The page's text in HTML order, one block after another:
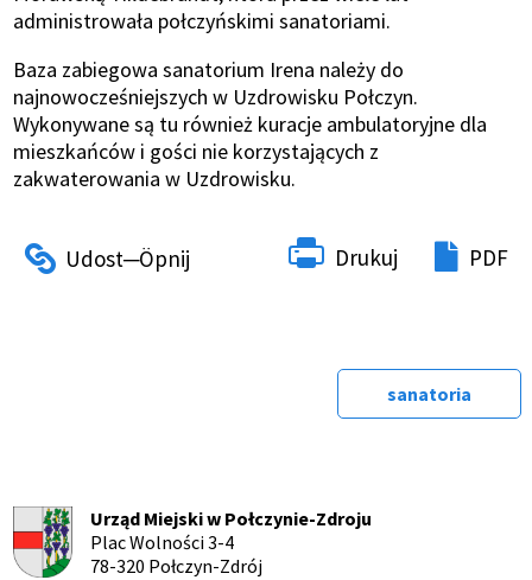
administrowała połczyńskimi sanatoriami.
Baza zabiegowa sanatorium Irena należy do
najnowocześniejszych w Uzdrowisku Połczyn.
Wykonywane są tu również kuracje ambulatoryjne dla
mieszkańców i gości nie korzystających z
zakwaterowania w Uzdrowisku.
Drukuj PDF
sanatoria
Urząd Miejski w Połczynie-Zdroju
Plac Wolności 3-4
78-320 Połczyn-Zdrój